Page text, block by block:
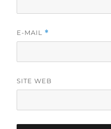
E-MAIL *
SITE WEB